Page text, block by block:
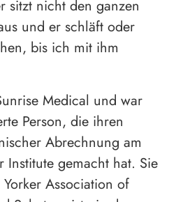
sitzt nicht den ganzen
und er schläft oder
bis ich mit ihm
Medical und war
Person, die ihren
Abrechnung am
Institute gemacht hat. Sie
Association of